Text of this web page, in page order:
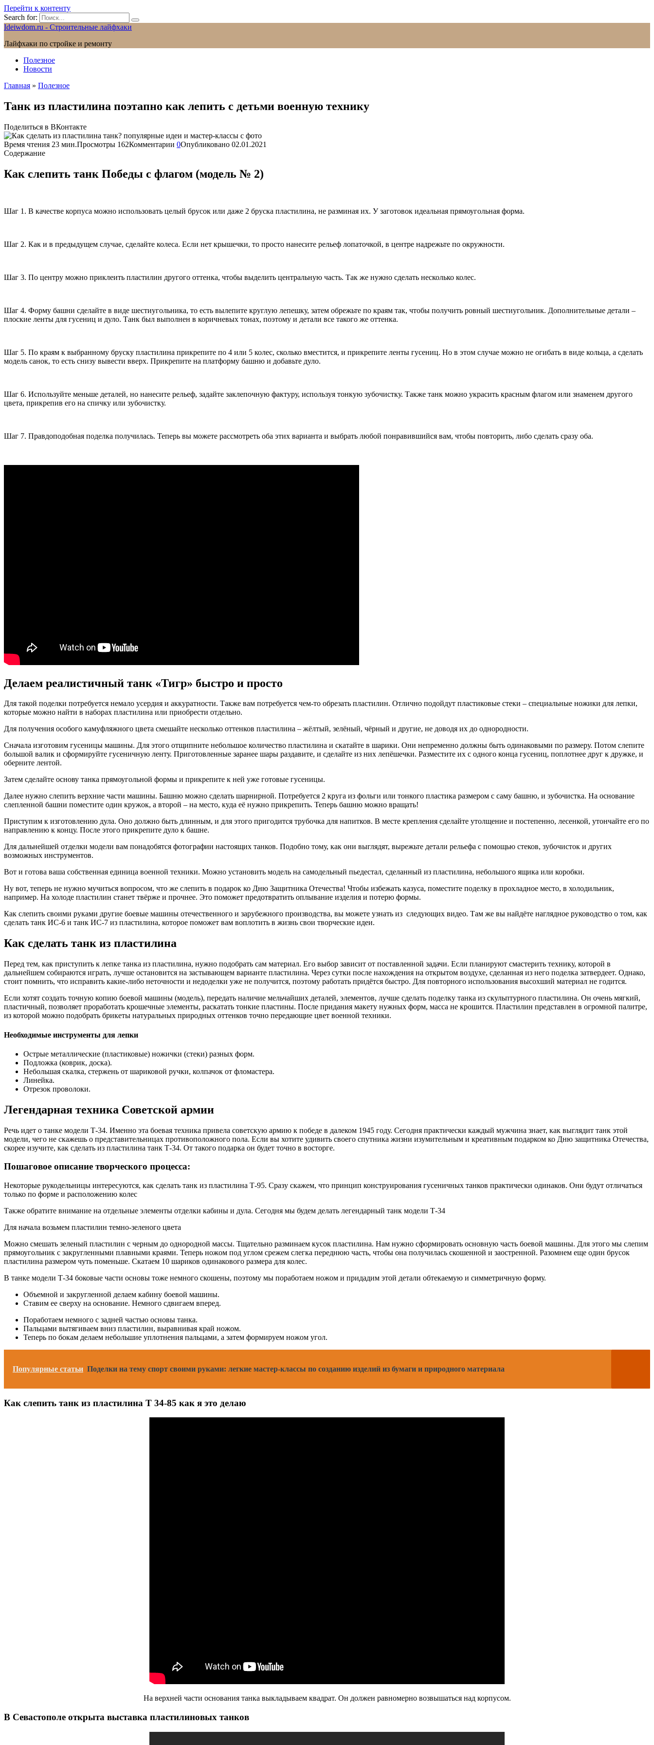
Перейти к контенту
Search for:
Ideiwdom.ru - Строительные лайфхаки
Лайфхаки по стройке и ремонту
Полезное
Новости
Главная » Полезное
Танк из пластилина поэтапно как лепить с детьми военную технику
Поделиться в ВКонтакте
Время чтения 23 мин.Просмотры 162Комментарии 0Опубликовано 02.01.2021
Содержание
Как слепить танк Победы с флагом (модель № 2)
Шаг 1. В качестве корпуса можно использовать целый брусок или даже 2 бруска пластилина, не разминая их. У заготовок идеальная прямоугольная форма.
Шаг 2. Как и в предыдущем случае, сделайте колеса. Если нет крышечки, то просто нанесите рельеф лопаточкой, в центре надрежьте по окружности.
Шаг 3. По центру можно приклеить пластилин другого оттенка, чтобы выделить центральную часть. Так же нужно сделать несколько колес.
Шаг 4. Форму башни сделайте в виде шестиугольника, то есть вылепите круглую лепешку, затем обрежьте по краям так, чтобы получить ровный шестиугольник. Дополнительные детали –
плоские ленты для гусениц и дуло. Танк был выполнен в коричневых тонах, поэтому и детали все такого же оттенка.
Шаг 5. По краям к выбранному бруску пластилина прикрепите по 4 или 5 колес, сколько вместится, и прикрепите ленты гусениц. Но в этом случае можно не огибать в виде кольца, а сделать
модель санок, то есть снизу вывести вверх. Прикрепите на платформу башню и добавьте дуло.
Шаг 6. Используйте меньше деталей, но нанесите рельеф, задайте заклепочную фактуру, используя тонкую зубочистку. Также танк можно украсить красным флагом или знаменем другого
цвета, прикрепив его на спичку или зубочистку.
Шаг 7. Правдоподобная поделка получилась. Теперь вы можете рассмотреть оба этих варианта и выбрать любой понравившийся вам, чтобы повторить, либо сделать сразу оба.
Делаем реалистичный танк «Тигр» быстро и просто
Для такой поделки потребуется немало усердия и аккуратности. Также вам потребуется чем-то обрезать пластилин. Отлично подойдут пластиковые стеки – специальные ножики для лепки,
которые можно найти в наборах пластилина или приобрести отдельно.
Для получения особого камуфляжного цвета смешайте несколько оттенков пластилина – жёлтый, зелёный, чёрный и другие, не доводя их до однородности.
Сначала изготовим гусеницы машины. Для этого отщипните небольшое количество пластилина и скатайте в шарики. Они непременно должны быть одинаковыми по размеру. Потом слепите
большой валик и сформируйте гусеничную ленту. Приготовленные заранее шары раздавите, и сделайте из них лепёшечки. Разместите их с одного конца гусениц, поплотнее друг к дружке, и
оберните лентой.
Затем сделайте основу танка прямоугольной формы и прикрепите к ней уже готовые гусеницы.
Далее нужно слепить верхние части машины. Башню можно сделать шарнирной. Потребуется 2 круга из фольги или тонкого пластика размером с саму башню, и зубочистка. На основание
слепленной башни поместите один кружок, а второй – на место, куда её нужно прикрепить. Теперь башню можно вращать!
Приступим к изготовлению дула. Оно должно быть длинным, и для этого пригодится трубочка для напитков. В месте крепления сделайте утолщение и постепенно, лесенкой, утончайте его по
направлению к концу. После этого прикрепите дуло к башне.
Для дальнейшей отделки модели вам понадобятся фотографии настоящих танков. Подобно тому, как они выглядят, вырежьте детали рельефа с помощью стеков, зубочисток и других
возможных инструментов.
Вот и готова ваша собственная единица военной техники. Можно установить модель на самодельный пьедестал, сделанный из пластилина, небольшого ящика или коробки.
Ну вот, теперь не нужно мучиться вопросом, что же слепить в подарок ко Дню Защитника Отечества! Чтобы избежать казуса, поместите поделку в прохладное место, в холодильник,
например. На холоде пластилин станет твёрже и прочнее. Это поможет предотвратить оплывание изделия и потерю формы.
Как слепить своими руками другие боевые машины отечественного и зарубежного производства, вы можете узнать из следующих видео. Там же вы найдёте наглядное руководство о том, как
сделать танк ИС-6 и танк ИС-7 из пластилина, которое поможет вам воплотить в жизнь свои творческие идеи.
Как сделать танк из пластилина
Перед тем, как приступить к лепке танка из пластилина, нужно подобрать сам материал. Его выбор зависит от поставленной задачи. Если планируют смастерить технику, которой в
дальнейшем собираются играть, лучше остановится на застывающем варианте пластилина. Через сутки после нахождения на открытом воздухе, сделанная из него поделка затвердеет. Однако,
стоит помнить, что исправить какие-либо неточности и недоделки уже не получится, поэтому работать придётся быстро. Для повторного использования высохший материал не годится.
Если хотят создать точную копию боевой машины (модель), передать наличие мельчайших деталей, элементов, лучше сделать поделку танка из скульптурного пластилина. Он очень мягкий,
пластичный, позволяет проработать крошечные элементы, раскатать тонкие пластины. После придания макету нужных форм, масса не крошится. Пластилин представлен в огромной палитре,
из которой можно подобрать брикеты натуральных природных оттенков точно передающие цвет военной техники.
Необходимые инструменты для лепки
Острые металлические (пластиковые) ножички (стеки) разных форм.
Подложка (коврик, доска).
Небольшая скалка, стержень от шариковой ручки, колпачок от фломастера.
Линейка.
Отрезок проволоки.
Легендарная техника Советской армии
Речь идет о танке модели Т-34. Именно эта боевая техника привела советскую армию к победе в далеком 1945 году. Сегодня практически каждый мужчина знает, как выглядит танк этой
модели, чего не скажешь о представительницах противоположного пола. Если вы хотите удивить своего спутника жизни изумительным и креативным подарком ко Дню защитника Отечества,
скорее изучите, как сделать из пластилина танк Т-34. От такого подарка он будет точно в восторге.
Пошаговое описание творческого процесса:
Некоторые рукодельницы интересуются, как сделать танк из пластилина Т-95. Сразу скажем, что принцип конструирования гусеничных танков практически одинаков. Они будут отличаться
только по форме и расположению колес
Также обратите внимание на отдельные элементы отделки кабины и дула. Сегодня мы будем делать легендарный танк модели Т-34
Для начала возьмем пластилин темно-зеленого цвета
Можно смешать зеленый пластилин с черным до однородной массы. Тщательно разминаем кусок пластилина. Нам нужно сформировать основную часть боевой машины. Для этого мы слепим
прямоугольник с закругленными плавными краями. Теперь ножом под углом срежем слегка переднюю часть, чтобы она получилась скошенной и заостренной. Разомнем еще один брусок
пластилина размером чуть поменьше. Скатаем 10 шариков одинакового размера для колес.
В танке модели Т-34 боковые части основы тоже немного скошены, поэтому мы поработаем ножом и придадим этой детали обтекаемую и симметричную форму.
Объемной и закругленной делаем кабину боевой машины.
Ставим ее сверху на основание. Немного сдвигаем вперед.
Поработаем немного с задней частью основы танка.
Пальцами вытягиваем вниз пластилин, выравнивая край ножом.
Теперь по бокам делаем небольшие уплотнения пальцами, а затем формируем ножом угол.
Популярные статьи Поделки на тему спорт своими руками: легкие мастер-классы по созданию изделий из бумаги и природного материала
Как слепить танк из пластилина Т 34-85 как я это делаю
На верхней части основания танка выкладываем квадрат. Он должен равномерно возвышаться над корпусом.
В Севастополе открыта выставка пластилиновых танков